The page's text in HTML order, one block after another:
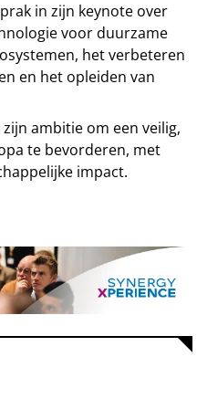
in zijn keynote over
voor duurzame
het verbeteren
en het opleiden van
ambitie om een veilig,
te bevorderen, met
impact.